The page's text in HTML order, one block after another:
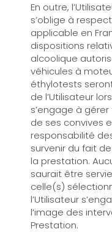
En outre,
s’oblige à
applicable en
dispositions
alcoolique
véhicules à
éthylotests
de l’Utilisateur
s’engage à
de ses convives
responsabilité
survenir du fait
la prestation.
saurait être
celle(s)
l’Utilisateur
l’image des
Prestation.